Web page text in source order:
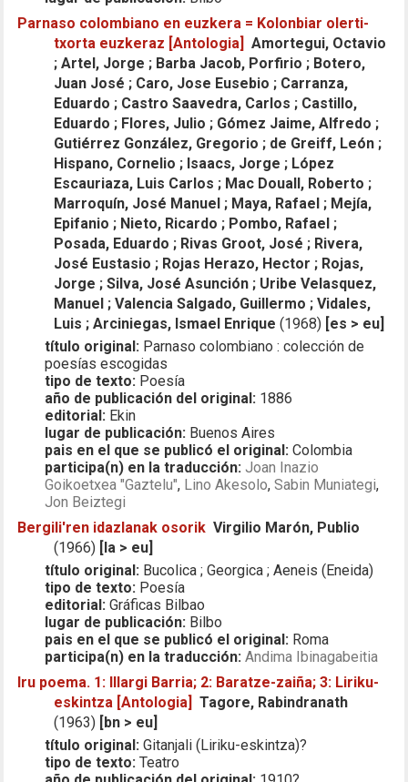
Parnaso colombiano en euzkera = Kolonbiar olerti-
txorta euzkeraz [Antologia]
Amortegui, Octavio
; Artel, Jorge ; Barba Jacob, Porfirio ; Botero,
Juan José ; Caro, Jose Eusebio ; Carranza,
Eduardo ; Castro Saavedra, Carlos ; Castillo,
Eduardo ; Flores, Julio ; Gómez Jaime, Alfredo ;
Gutiérrez González, Gregorio ; de Greiff, León ;
Hispano, Cornelio ; Isaacs, Jorge ; López
Escauriaza, Luis Carlos ; Mac Douall, Roberto ;
Marroquín, José Manuel ; Maya, Rafael ; Mejía,
Epifanio ; Nieto, Ricardo ; Pombo, Rafael ;
Posada, Eduardo ; Rivas Groot, José ; Rivera,
José Eustasio ; Rojas Herazo, Hector ; Rojas,
Jorge ; Silva, José Asunción ; Uribe Velasquez,
Manuel ; Valencia Salgado, Guillermo ; Vidales,
Luis ; Arciniegas, Ismael Enrique (1968) [es > eu]
título original: Parnaso colombiano : colección de
poesías escogidas
tipo de texto: Poesía
año de publicación del original: 1886
editorial: Ekin
lugar de publicación: Buenos Aires
pais en el que se publicó el original: Colombia
participa(n) en la traducción: Joan Inazio
Goikoetxea "Gaztelu", Lino Akesolo,Sabin Muniategi,
Jon Beiztegi
Bergili'ren idazlanak osorik Virgilio Marón, Publio
(1966)
[la > eu]
título original: Bucolica ; Georgica ; Aeneis (Eneida)
tipo de texto: Poesía
editorial: Gráficas Bilbao
lugar de publicación: Bilbo
pais en el que se publicó el original: Roma
participa(n) en la traducción: Andima Ibinagabeitia
Iru poema. 1: Illargi Barria; 2: Baratze-zaiña; 3: Liriku-
eskintza [Antologia]
Tagore, Rabindranath
(1963)
[bn > eu]
título original: Gitanjali (Liriku-eskintza)?
tipo de texto: Teatro